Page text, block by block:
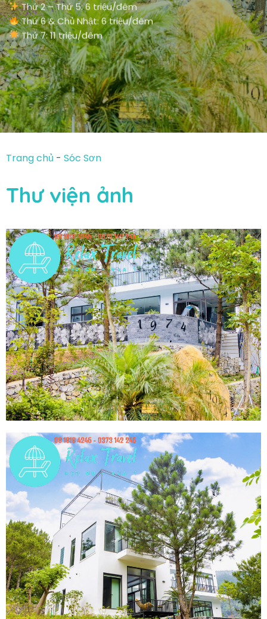
Thứ 2 – Thứ 5: 6 triệu/đêm
Thứ 6 & Chủ Nhật: 6 triệu/đêm
Thứ 7: 11 triệu/đêm
Trang chủ - Sóc Sơn
Thư viện ảnh